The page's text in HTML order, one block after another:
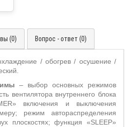
(0) Вопрос - ответ (0)
/ обогрев / осушение /
– выбор основных режимов
вентилятора внутреннего блока
включения и выключения
режим автораспределения
плоскостях;функция «SLEEP»